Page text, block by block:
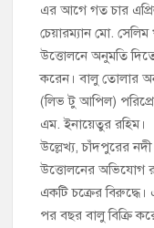
এর আগে গত চার
চেয়ারম্যান মো.
উত্তোলনে অনুমতি
করেন। বালু তোলার
(লিভ টু আপিল)
এম. ইনায়েতুর রহিম।
উল্লেখ্য, চাঁদপুরের
উত্তোলনের অভিযোগ
একটি চক্রের
পর বছর বালু বিক্রি